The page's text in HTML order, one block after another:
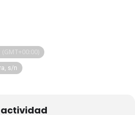
(GMT+00:00)
s/n
actividad